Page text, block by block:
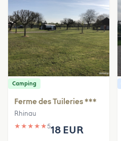
Camping
Ferme des Tuileries ***
Rhinau
★ ★ ★ ★ ★518 EUR